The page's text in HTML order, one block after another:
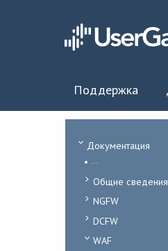
Поддержка
Документация
...
Общие сведения
NGFW
DCFW
WAF